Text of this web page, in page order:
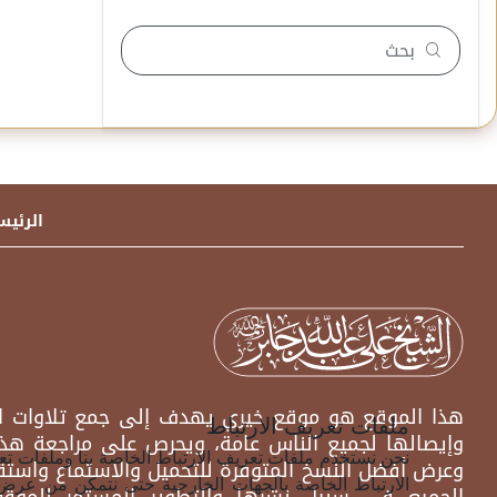
هذا الموقع هو موقع خيري يهدف إلى جمع تلاوات
وإيصالها لجميع الناس عامة، ويحرص على مراجعة
وعرض أفضل النسخ المتوفرة للتحميل والاستماع
ملفات تعريف الارتباط
نحن نستخدم ملفات تعريف الارتباط الخاصة بنا وملفات
الارتباط الخاصة بالجهات الخارجية حتى نتمكن من